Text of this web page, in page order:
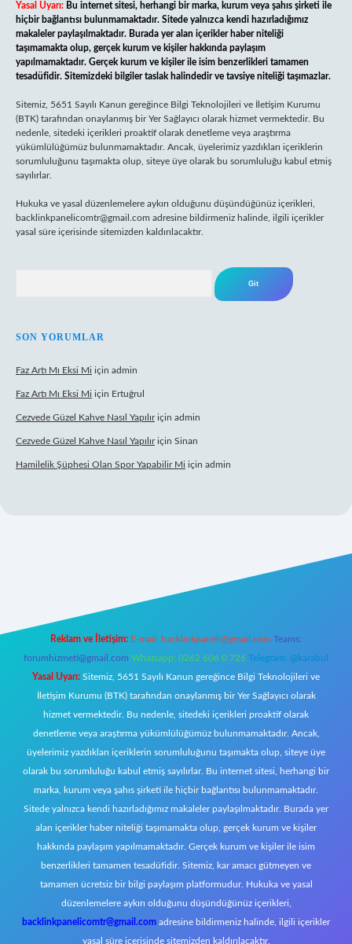
Yasal Uyarı: Bu internet sitesi, herhangi bir marka, kurum veya şahıs şirketi ile
hiçbir bağlantısı bulunmamaktadır. Sitede yalnızca kendi hazırladığımız
makaleler paylaşılmaktadır. Burada yer alan içerikler haber niteliği
taşımamakta olup, gerçek kurum ve kişiler hakkında paylaşım
yapılmamaktadır. Gerçek kurum ve kişiler ile isim benzerlikleri tamamen
tesadüfidir. Sitemizdeki bilgiler taslak halindedir ve tavsiye niteliği taşımazlar.
Sitemiz, 5651 Sayılı Kanun gereğince Bilgi Teknolojileri ve İletişim Kurumu
(BTK) tarafından onaylanmış bir Yer Sağlayıcı olarak hizmet vermektedir. Bu
nedenle, sitedeki içerikleri proaktif olarak denetleme veya araştırma
yükümlülüğümüz bulunmamaktadır. Ancak, üyelerimiz yazdıkları içeriklerin
sorumluluğunu taşımakta olup, siteye üye olarak bu sorumluluğu kabul etmiş
sayılırlar.
Hukuka ve yasal düzenlemelere aykırı olduğunu düşündüğünüz içerikleri,
backlinkpanelicomtr@gmail.com adresine bildirmeniz halinde, ilgili içerikler
yasal süre içerisinde sitemizden kaldırılacaktır.
SON YORUMLAR
Faz Artı Mı Eksi Mi için admin
Faz Artı Mı Eksi Mi için Ertuğrul
Cezvede Güzel Kahve Nasıl Yapılıriçin admin
Cezvede Güzel Kahve Nasıl Yapılıriçin Sinan
Hamilelik Şüphesi Olan Spor Yapabilir Mi için admin
Reklam ve İletişim: E-mail: backlinkpaneli@gmail.com Teams:
forumhizmeti@gmail.com Whatsapp: 0262 606 0 726 Telegram: @karabul
Yasal Uyarı: Sitemiz, 5651 Sayılı Kanun gereğince Bilgi Teknolojileri ve
İletişim Kurumu (BTK) tarafından onaylanmış bir Yer Sağlayıcı olarak
hizmet vermektedir. Bu nedenle, sitedeki içerikleri proaktif olarak
denetleme veya araştırma yükümlülüğümüz bulunmamaktadır. Ancak,
üyelerimiz yazdıkları içeriklerin sorumluluğunu taşımakta olup, siteye üye
olarak bu sorumluluğu kabul etmiş sayılırlar. Bu internet sitesi, herhangi bir
marka, kurum veya şahıs şirketi ile hiçbir bağlantısı bulunmamaktadır.
Sitede yalnızca kendi hazırladığımız makaleler paylaşılmaktadır. Burada yer
alan içerikler haber niteliği taşımamakta olup, gerçek kurum ve kişiler
hakkında paylaşım yapılmamaktadır. Gerçek kurum ve kişiler ile isim
benzerlikleri tamamen tesadüfidir. Sitemiz, kar amacı gütmeyen ve
tamamen ücretsiz bir bilgi paylaşım platformudur. Hukuka ve yasal
düzenlemelere aykırı olduğunu düşündüğünüz içerikleri,
backlinkpanelicomtr@gmail.com adresine bildirmeniz halinde, ilgili içerikler
yasal süre içerisinde sitemizden kaldırılacaktır.